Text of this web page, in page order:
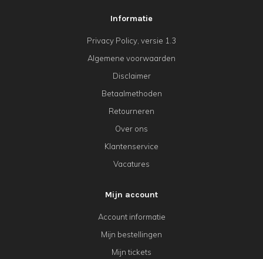
Informatie
Privacy Policy, versie 1.3
Algemene voorwaarden
Disclaimer
Betaalmethoden
Retourneren
Over ons
Klantenservice
Vacatures
Mijn account
Account informatie
Mijn bestellingen
Mijn tickets